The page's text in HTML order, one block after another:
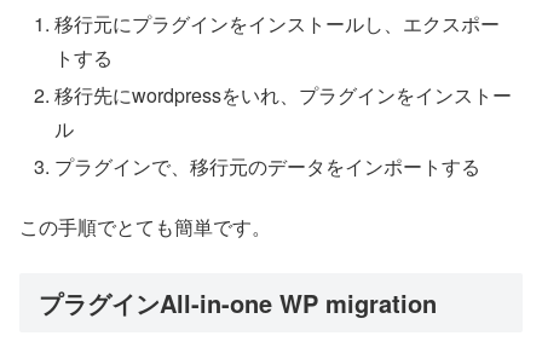
移行元にプラグインをインストールし、エクスポー
トする
移行先にwordpressをいれ、プラグインをインストー
ル
プラグインで、移行元のデータをインポートする
この手順でとても簡単です。
プラグインAll-in-one WP migration